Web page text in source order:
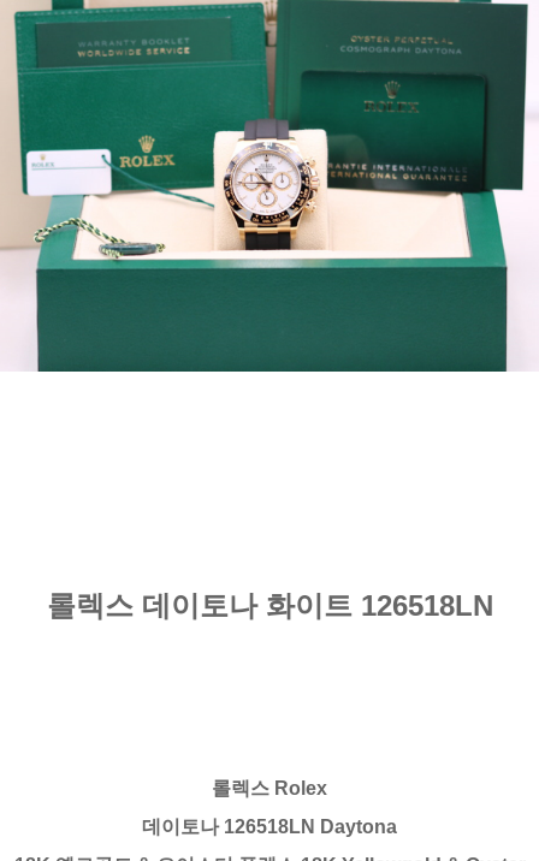
롤렉스 데이토나 화이트 126518LN
롤렉스 Rolex
데이토나 126518LN Daytona